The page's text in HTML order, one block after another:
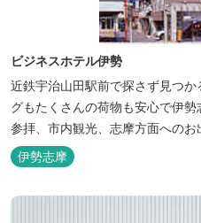
ビジネスホテル伊勢
近鉄宇治山田駅前で探さず見つ
グもたくさんの荷物も安心で伊
参拝、市内観光、志摩方面へのお
伊勢志摩